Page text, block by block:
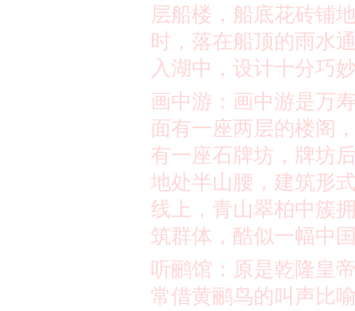
层船楼，船底花砖铺
时，落在船顶的雨水
入湖中，设计十分巧
画中游：画中游是万
面有一座两层的楼阁
有一座石牌坊，牌坊
地处半山腰，建筑形
线上，青山翠柏中簇
筑群体，酷似一幅中
听鹂馆：原是乾隆皇
常借黄鹂鸟的叫声比